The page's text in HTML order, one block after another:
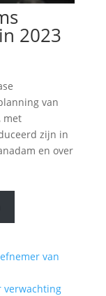
2023
van
met
zijn in
en over
van
verwachting